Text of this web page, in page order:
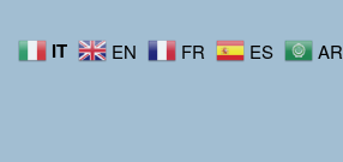
IT EN FR ES AR